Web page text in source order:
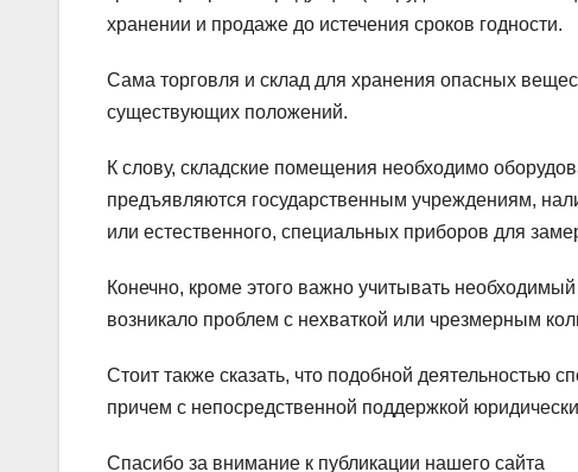
хранении и продаже до истечения сроков годности.
Сама торговля и склад для хранения опасных
существующих положений.
К слову, складские помещения необходимо
предъявляются государственным учреждениям,
или естественного, специальных приборов для
Конечно, кроме этого важно учитывать
возникало проблем с нехваткой или чрезмерным
Стоит также сказать, что подобной
причем с непосредственной поддержкой
Спасибо за внимание к публикации нашего сайта